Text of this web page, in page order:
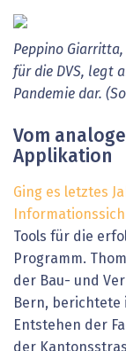
Peppino
für die DVS, legt
Pandemie dar.
Vom
Applikation
Ging es letztes
Tools für die
Programm.
der Bau- und
Bern, berichtete
Entstehen der
der